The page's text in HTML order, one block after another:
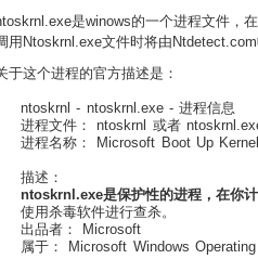
是winows的一个进程文件，
用Ntoskrnl.exe文件时将由
于这个进程的官方描述是：
ntoskrnl - ntoskrnl.exe - 进程信息
进程文件： ntoskrnl 或者
进程名称： Microsoft Boot Up Kernel
描述：
ntoskrnl.exe是保护性的进程，在你
使用杀毒软件进行查杀。
出品者： Microsoft
属于： Microsoft Windows